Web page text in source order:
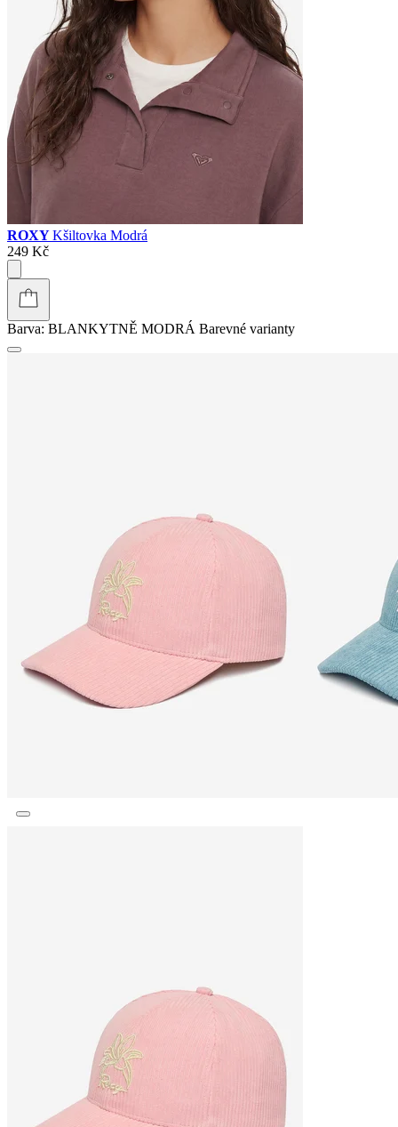
ROXYKšiltovka Modrá
249 Kč
Barva: BLANKYTNĚ MODRÁ Barevné varianty